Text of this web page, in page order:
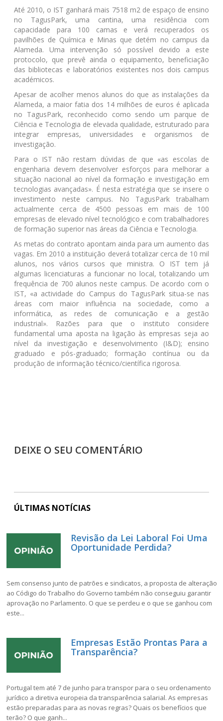
Até 2010, o IST ganhará mais 7518 m2 de espaço de ensino
no TagusPark, uma cantina, uma residência com
capacidade para 100 camas e verá recuperados os
pavilhões de Química e Minas que detém no campus da
Alameda. Uma intervenção só possível devido a este
protocolo, que prevê ainda o equipamento, beneficiação
das bibliotecas e laboratórios existentes nos dois campus
académicos.
Apesar de acolher menos alunos do que as instalações da
Alameda, a maior fatia dos 14 milhões de euros é aplicada
no TagusPark, reconhecido como sendo um parque de
Ciência e Tecnologia de elevada qualidade, estruturado para
integrar empresas, universidades e organismos de
investigação.
Para o IST não restam dúvidas de que «as escolas de
engenharia devem desenvolver esforços para melhorar a
situação nacional ao nível da formação e investigação em
tecnologias avançadas». É nesta estratégia que se insere o
investimento neste campus. No TagusPark trabalham
actualmente cerca de 4500 pessoas em mais de 100
empresas de elevado nível tecnológico e com trabalhadores
de formação superior nas áreas da Ciência e Tecnologia.
As metas do contrato apontam ainda para um aumento das
vagas. Em 2010 a instituição deverá totalizar cerca de 10 mil
alunos, nos vários cursos que ministra. O IST tem já
algumas licenciaturas a funcionar no local, totalizando um
frequência de 700 alunos neste campus. De acordo com o
IST, «a actividade do Campus do TagusPark situa-se nas
áreas com maior influência na sociedade, como a
informática, as redes de comunicação e a gestão
industrial». Razões para que o instituto considere
fundamental uma aposta na ligação às empresas seja ao
nível da investigação e desenvolvimento (I&D); ensino
graduado e pós-graduado; formação contínua ou da
produção de informação técnico/científica rigorosa.
DEIXE O SEU COMENTÁRIO
ÚLTIMAS NOTÍCIAS
Revisão da Lei Laboral Foi Uma
Oportunidade Perdida?
Sem consenso junto de patrões e sindicatos, a proposta de alteração
ao Código do Trabalho do Governo também não conseguiu garantir
aprovação no Parlamento. O que se perdeu e o que se ganhou com
este...
Empresas Estão Prontas Para a
Transparência?
Portugal tem até 7 de junho para transpor para o seu ordenamento
jurídico a diretiva europeia da transparência salarial. As empresas
estão preparadas para as novas regras? Quais os benefícios que
terão? O que ganh...